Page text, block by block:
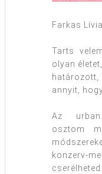
Farkas
Tarts
olyan
határozott,
annyit,
Az
osztom
konzerv-
cserélheted.